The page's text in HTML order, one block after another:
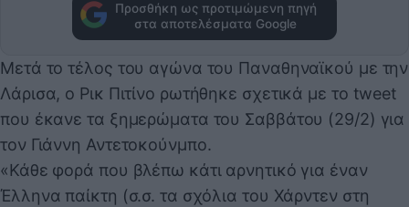
Προσθήκη ως προτιμώμενη πηγή
στα αποτελέσματα Google
Μετά το τέλος του αγώνα του Παναθηναϊκού με την
Λάρισα, ο Ρικ Πιτίνο ρωτήθηκε σχετικά με το tweet
που έκανε τα ξημερώματα του Σαββάτου (29/2) για
τον Γιάννη Αντετοκούνμπο.
«Κάθε φορά που βλέπω κάτι αρνητικό για έναν
Έλληνα παίκτη (σ.σ. τα σχόλια του Χάρντεν στη